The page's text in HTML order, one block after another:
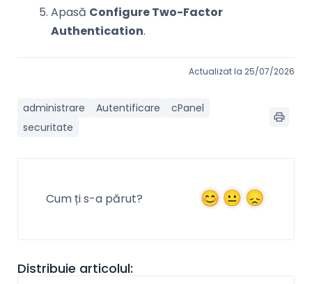
Apasă Configure Two-Factor
Authentication.
Actualizat la 25/07/2026
administrare Autentificare
cPanel
securitate
Cum ți s-a părut?
Distribuie articolul: